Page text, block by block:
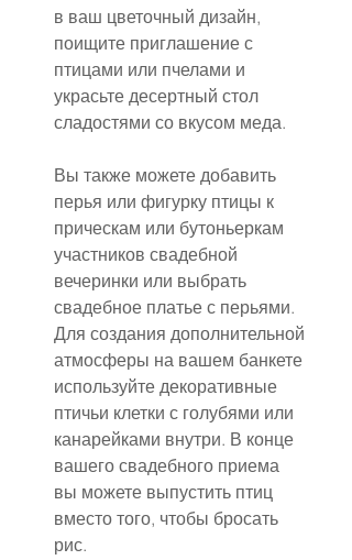
в ваш цветочный дизайн,
поищите приглашение с
птицами или пчелами и
украсьте десертный стол
сладостями со вкусом меда.
Вы также можете добавить
перья или фигурку птицы к
прическам или бутоньеркам
участников свадебной
вечеринки или выбрать
свадебное платье с перьями.
Для создания дополнительной
атмосферы на вашем банкете
используйте декоративные
птичьи клетки с голубями или
канарейками внутри. В конце
вашего свадебного приема
вы можете выпустить птиц
вместо того, чтобы бросать
рис.